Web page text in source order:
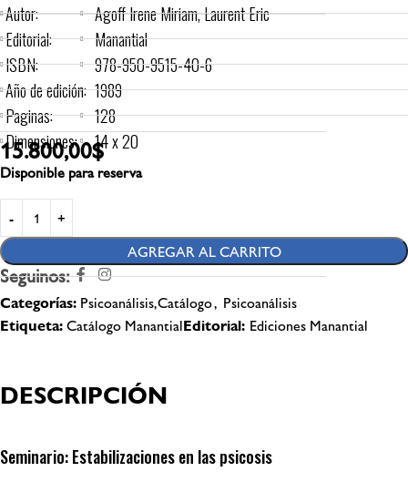
Autor:
Editorial:
ISBN:
Año de edición:
Paginas:
Dimensiones:
Agoff Irene Miriam, Laurent Eric
Manantial
978-950-9515-40-6
1989
128
14 x 20
15.800,00$
Disponible para reserva
AGREGAR AL CARRITO
Seguinos:
Categorías: Psicoanálisis,Catálogo, Psicoanálisis
Etiqueta:Catálogo ManantialEditorial: Ediciones Manantial
DESCRIPCIÓN
Seminario: Estabilizaciones en las psicosis